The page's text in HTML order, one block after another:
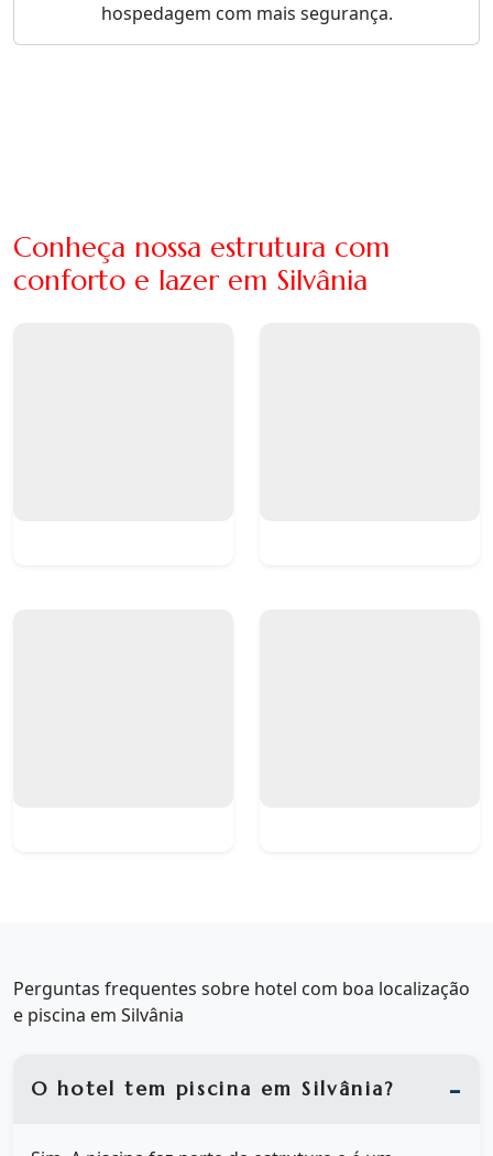
hospedagem com mais segurança.
Conheça nossa estrutura com
conforto e lazer em Silvânia
Perguntas frequentes sobre hotel com boa localização
e piscina em Silvânia
O hotel tem piscina em Silvânia?